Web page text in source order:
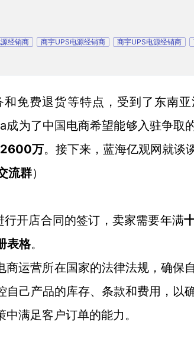
经销商 商宇UPS电源经销商 商宇UPS电源经销商
免费退货等特点，受到了东南
成为了中国电商希望能够入驻争取
2600万。接下来，蓝海亿观网就谈
流群）
行开店合同的签订，卖家需要年满
表格。
运营所在国家的法律法规，确保
自己产品的库存、条款和费用，以
满足客户订单的能力。